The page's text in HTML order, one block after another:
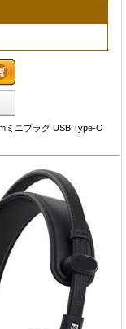
ミニプラグ USB Type-C